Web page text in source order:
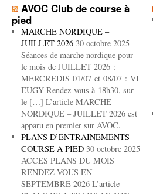
AVOC Club de course à
pied
MARCHE NORDIQUE –
JUILLET 2026 30 octobre 2025
Séances de marche nordique pour
le mois de JUILLET 2026 :
MERCREDIS 01/07 et 08/07 : VI
EUGY Rendez-vous à 18h30, sur
le […] L’article MARCHE
NORDIQUE – JUILLET 2026 est
apparu en premier sur AVOC.
PLANS D’ENTRAINEMENTS
COURSE A PIED 30 octobre 2025
ACCES PLANS DU MOIS
RENDEZ VOUS EN
SEPTEMBRE 2026 L’article